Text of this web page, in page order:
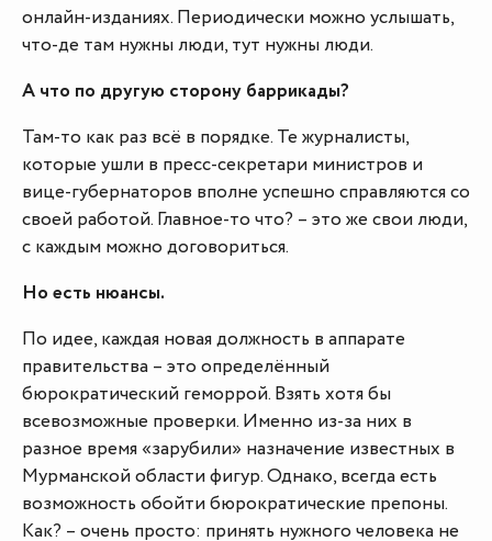
онлайн-изданиях. Периодически можно услышать,
что-де там нужны люди, тут нужны люди.
А что по другую сторону баррикады?
Там-то как раз всё в порядке. Те журналисты,
которые ушли в пресс-секретари министров и
вице-губернаторов вполне успешно справляются со
своей работой. Главное-то что? – это же свои люди,
с каждым можно договориться.
Но есть нюансы.
По идее, каждая новая должность в аппарате
правительства – это определённый
бюрократический геморрой. Взять хотя бы
всевозможные проверки. Именно из-за них в
разное время «зарубили» назначение известных в
Мурманской области фигур. Однако, всегда есть
возможность обойти бюрократические препоны.
Как? – очень просто: принять нужного человека не